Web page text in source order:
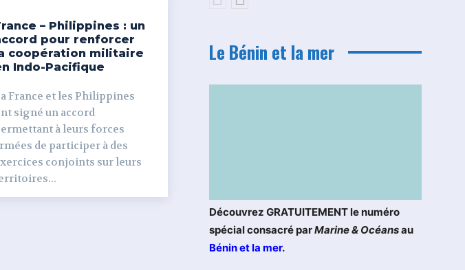
– Philippines : un
pour renforcer
coopération militaire
Indo-Pacifique
France et les Philippines
signé un accord
à leurs forces
de participer à des
conjoints sur leurs
Le Bénin et la mer
Découvrez GRATUITEMENT le numéro
spécial consacré parMarine & Océansau
Bénin et la mer.